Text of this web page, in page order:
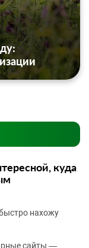
куда
нахожу
сайты —